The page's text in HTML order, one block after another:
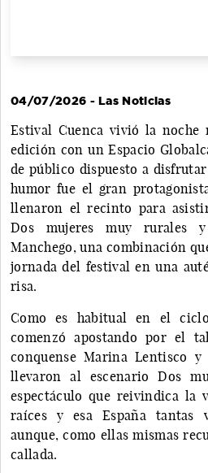
04/07/2026 - Las Noticias
Estival Cuenca vivió la noche
edición con un Espacio
de público dispuesto a
humor fue el gran
llenaron el recinto para
Dos mujeres muy rurales
Manchego, una combinación
jornada del festival en una
risa.
Como es habitual en el
comenzó apostando por el
conquense Marina Lentisco
llevaron al escenario Dos
espectáculo que reivindica la
raíces y esa España tantas
aunque, como ellas mismas
callada.